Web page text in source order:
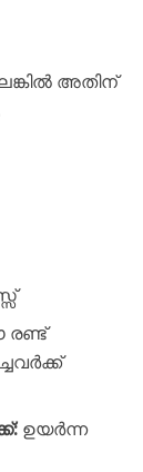
അതിന്
രണ്ട്
ഉയർന്ന